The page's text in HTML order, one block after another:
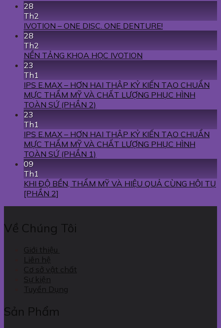
28
Th2
IVOTION – ONE DISC. ONE DENTURE!
28
Th2
NỀN TẢNG KHOA HỌC IVOTION
23
Th1
IPS E.MAX – HƠN HAI THẬP KỶ KIẾN TẠO CHUẨN
MỰC THẨM MỸ VÀ CHẤT LƯỢNG PHỤC HÌNH
TOÀN SỨ (PHẦN 2)
23
Th1
IPS E.MAX – HƠN HAI THẬP KỶ KIẾN TẠO CHUẨN
MỰC THẨM MỸ VÀ CHẤT LƯỢNG PHỤC HÌNH
TOÀN SỨ (PHẦN 1)
09
Th1
KHI ĐỘ BỀN, THẨM MỸ VÀ HIỆU QUẢ CÙNG HỘI TỤ
[PHẦN 2]
Về Chúng Tôi
Giới thiệu
Liên hệ
Cơ sở vật chất
Sự kiện
Tuyển Dụng
Sản Phẩm